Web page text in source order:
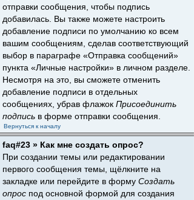
отправки сообщения, чтобы подпись
добавилась. Вы также можете настроить
добавление подписи по умолчанию ко всем
вашим сообщениям, сделав соответствующий
выбор в параграфе «Отправка сообщений»
пункта «Личные настройки» в личном разделе.
Несмотря на это, вы сможете отменить
добавление подписи в отдельных
сообщениях, убрав флажок Присоединить
подпись в форме отправки сообщения.
Вернуться к началу
faq#23 » Как мне создать опрос?
При создании темы или редактировании
первого сообщения темы, щёлкните на
закладке или перейдите в форму Создать
опрос под основной формой для создания